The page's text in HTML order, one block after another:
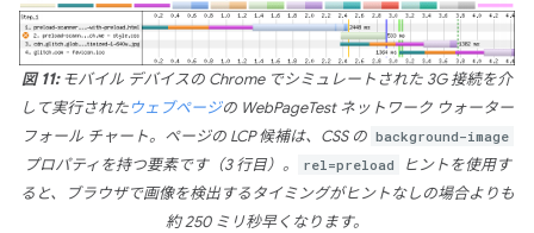
図 11:モバイル デバイスの Chrome でシミュレートされた 3G 接続を介
して実行されたウェブページの WebPageTest ネットワーク ウォーター
フォール チャート。ページの LCP 候補は、CSS の background-image
プロパティを持つ要素です（3 行目）。 rel=preload
ヒントを使用す
ると、ブラウザで画像を検出するタイミングがヒントなしの場合よりも
約 250 ミリ秒早くなります。